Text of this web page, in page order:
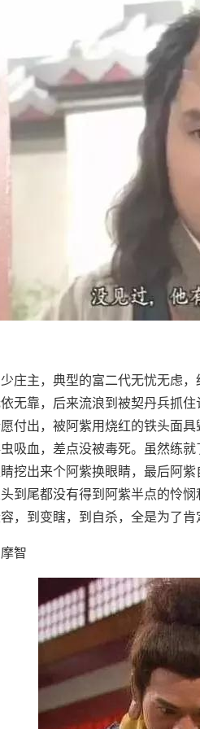
庄主，典型的富二代无忧无虑
无靠，后来流浪到被契丹兵抓
付出，被阿紫用烧红的铁头面
吸血，差点没被毒死。虽然练
挖出来个阿紫换眼睛，最后阿
到尾都没有得到阿紫半点的怜
，到变瞎，到自杀，全是为了
智